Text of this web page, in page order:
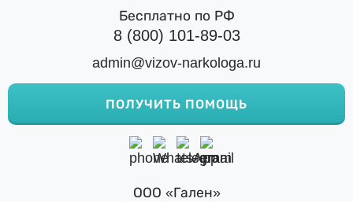
Бесплатно по РФ
8 (800) 101-89-03
admin@vizov-narkologa.ru
ПОЛУЧИТЬ ПОМОЩЬ
ООО «Гален»